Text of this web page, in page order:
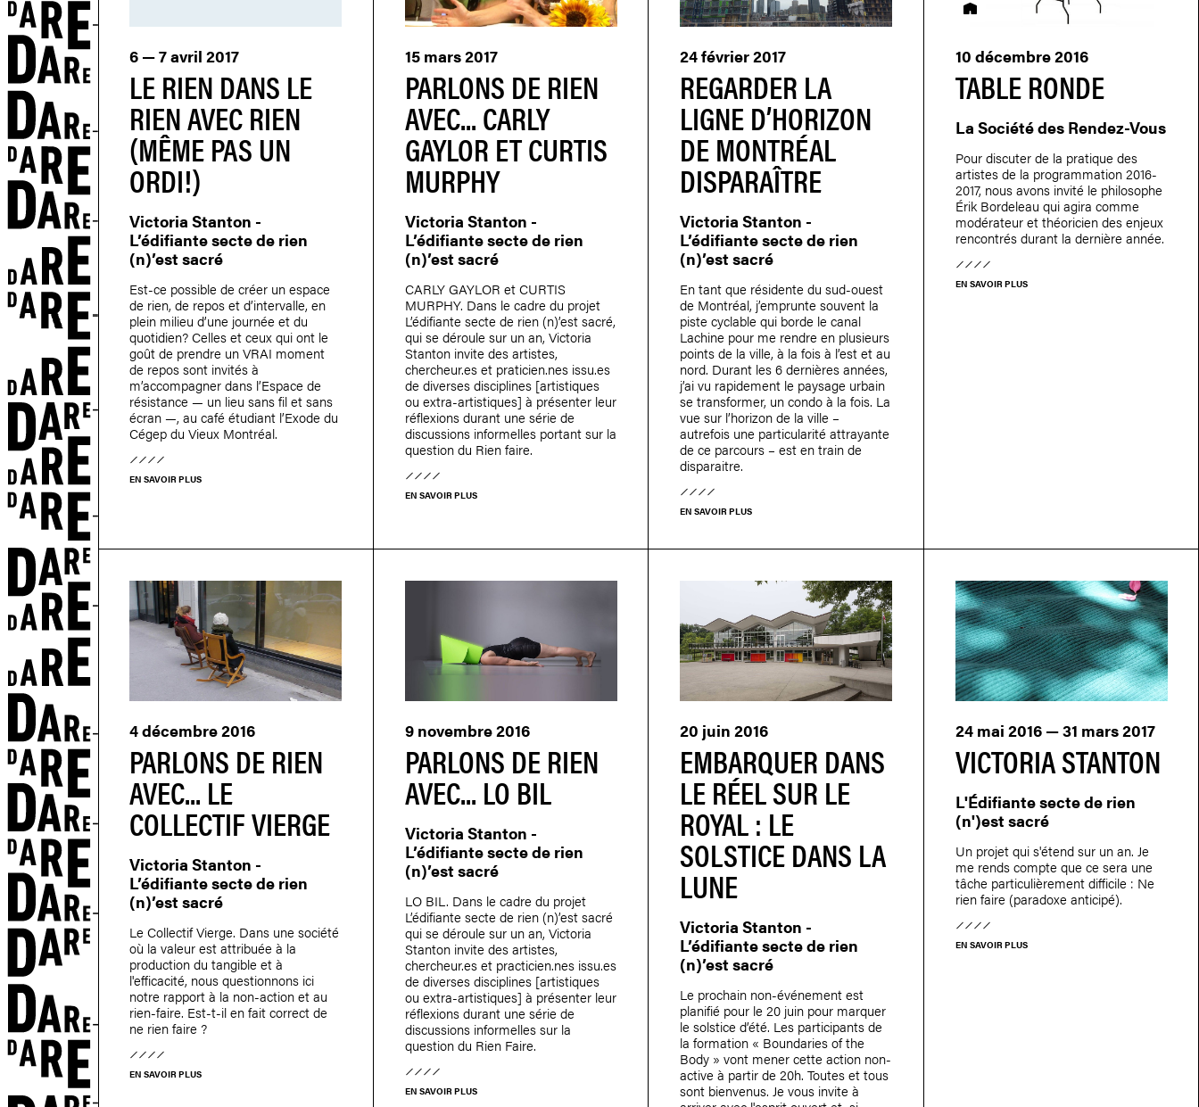
LE RIEN DANS LE
RIEN AVEC RIEN
(MÊME PAS UN
ORDI!)
6 — 7 avril 2017
Victoria Stanton -
L’édifiante secte de rien
(n)’est sacré
Est-ce possible de créer un espace
de rien, de repos et d’intervalle, en
plein milieu d’une journée et du
quotidien? Celles et ceux qui ont le
goût de prendre un VRAI moment
de repos sont invités à
m’accompagner dans l’Espace de
résistance — un lieu sans fil et sans
écran —, au café étudiant l’Exode du
Cégep du Vieux Montréal.
EN SAVOIR PLUS
PARLONS DE RIEN
AVEC... CARLY
GAYLOR ET CURTIS
MURPHY
15 mars 2017
Victoria Stanton -
L’édifiante secte de rien
(n)’est sacré
CARLY GAYLOR et CURTIS
MURPHY. Dans le cadre du projet
L’édifiante secte de rien (n)’est sacré,
qui se déroule sur un an, Victoria
Stanton invite des artistes,
chercheur.es et praticien.nes issu.es
de diverses disciplines [artistiques
ou extra-artistiques] à présenter leur
réflexions durant une série de
discussions informelles portant sur la
question du Rien faire.
EN SAVOIR PLUS
REGARDER LA
LIGNE D’HORIZON
DE MONTRÉAL
DISPARAÎTRE
24 février 2017
Victoria Stanton -
L’édifiante secte de rien
(n)’est sacré
En tant que résidente du sud-ouest
de Montréal, j’emprunte souvent la
piste cyclable qui borde le canal
Lachine pour me rendre en plusieurs
points de la ville, à la fois à l’est et au
nord. Durant les 6 dernières années,
j’ai vu rapidement le paysage urbain
se transformer, un condo à la fois. La
vue sur l’horizon de la ville –
autrefois une particularité attrayante
de ce parcours – est en train de
disparaitre.
EN SAVOIR PLUS
TABLE RONDE
10 décembre 2016
Résidence
La Société des Rendez-Vous
Pour discuter de la pratique des
artistes de la programmation 2016-
2017, nous avons invité le philosophe
Érik Bordeleau qui agira comme
modérateur et théoricien des enjeux
rencontrés durant la dernière année.
EN SAVOIR PLUS
PARLONS DE RIEN
AVEC... LE
COLLECTIF VIERGE
4 décembre 2016
Victoria Stanton -
L’édifiante secte de rien
(n)’est sacré
Le Collectif Vierge. Dans une société
où la valeur est attribuée à la
production du tangible et à
l'efficacité, nous questionnons ici
notre rapport à la non-action et au
rien-faire. Est-t-il en fait correct de
ne rien faire ?
EN SAVOIR PLUS
PARLONS DE RIEN
AVEC... LO BIL
9 novembre 2016
Victoria Stanton -
L’édifiante secte de rien
(n)’est sacré
LO BIL. Dans le cadre du projet
L’édifiante secte de rien (n)’est sacré
qui se déroule sur un an, Victoria
Stanton invite des artistes,
chercheur.es et practicien.nes issu.es
de diverses disciplines [artistiques
ou extra-artistiques] à présenter leur
réflexions durant une série de
discussions informelles sur la
question du Rien Faire.
EN SAVOIR PLUS
EMBARQUER DANS
LE RÉEL SUR LE
ROYAL : LE
SOLSTICE DANS LA
LUNE
20 juin 2016
Victoria Stanton -
L’édifiante secte de rien
(n)’est sacré
Le prochain non-événement est
planifié pour le 20 juin pour marquer
le solstice d’été. Les participants de
la formation « Boundaries of the
Body » vont mener cette action non-
active à partir de 20h. Toutes et tous
sont bienvenus. Je vous invite à
VICTORIA STANTON
24 mai 2016 — 31 mars 2017
L'Édifiante secte de rien
(n')est sacré
Un projet qui s'étend sur un an. Je
me rends compte que ce sera une
tâche particulièrement difficile : Ne
rien faire (paradoxe anticipé).
EN SAVOIR PLUS